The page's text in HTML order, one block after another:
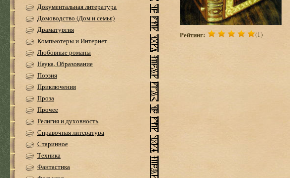
Документальная литература
Домоводство (Дом и семья)
Драматургия
Компьютеры и Интернет
Любовные романы
Наука, Образование
Поэзия
Приключения
Проза
Прочее
Религия и духовность
Справочная литература
Старинное
Техника
Фантастика
Рейтинг: (1)